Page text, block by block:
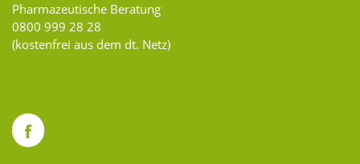
Pharmazeutische Beratung
0800 999 28 28
(kostenfrei aus dem dt. Netz)